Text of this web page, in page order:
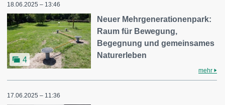
18.06.2025 – 13:46
4
Neuer Mehrgenerationenpark:
Raum für Bewegung,
Begegnung und gemeinsames
Naturerleben
mehr
17.06.2025 – 11:36